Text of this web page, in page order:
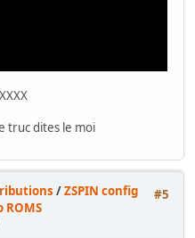
truc dites le moi
#5
/ZSPIN config
ROMS